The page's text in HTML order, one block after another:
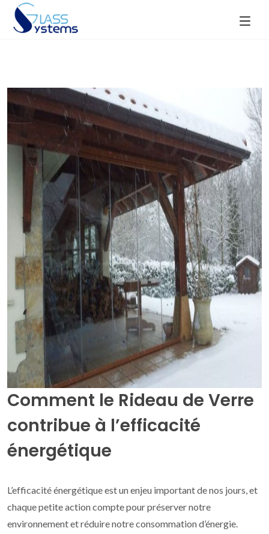
Comment le Rideau de Verre
contribue à l’efficacité
énergétique
L’efficacité énergétique est un enjeu important de nos jours, et
chaque petite action compte pour préserver notre
environnement et réduire notre consommation d’énergie.